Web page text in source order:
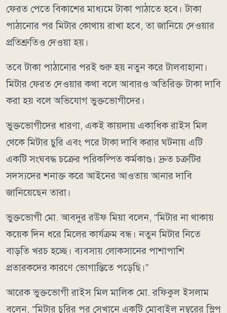
ফেরত পেতে বিকাশের মাধ্যমে টাকা পাঠাতে হবে। টাকা
পাঠানোর পর মিটার কোথায় রাখা হবে, তা জানিয়ে দেওয়ার
প্রতিশ্রুতিও দেওয়া হয়।
তবে টাকা পাঠানোর পরই শুরু হয় নতুন করে টালবাহানা।
মিটার ফেরত দেওয়ার কথা বলে আবারও অতিরিক্ত টাকা দাবি
করা হয় বলে অভিযোগ ভুক্তভোগীদের।
ভুক্তভোগীদের ধারণা, একই কায়দায় একাধিক রাইস মিল
থেকে মিটার চুরি এবং পরে টাকা দাবি করার ঘটনায় এটি
একটি সংঘবদ্ধ চক্রের পরিকল্পিত কর্মকাণ্ড। দ্রুত চক্রটির
সদস্যদের শনাক্ত করে আইনের আওতায় আনার দাবি
জানিয়েছেন তারা।
ভুক্তভোগী মো. আবদুর রউফ মিয়া বলেন, “মিটার না থাকায়
কয়েক দিন ধরে মিলের কার্যক্রম বন্ধ। নতুন মিটার নিতে
বাড়তি খরচ হচ্ছে। ব্যবসায় লোকসানের পাশাপাশি
প্রতারকদের কারণে ভোগান্তিতে পড়েছি।”
আরেক ভুক্তভোগী রাইস মিল মালিক মো. রফিকুল ইসলাম
বলেন, “মিটার চুরির পর সেখানে একটি মোবাইল নম্বরের স্লিপ